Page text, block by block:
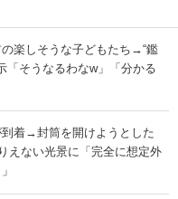
の楽しそうな子どもたち→“鑑
「そうなるわなw」「分かる
到着→封筒を開けようとした
ない光景に「完全に想定外